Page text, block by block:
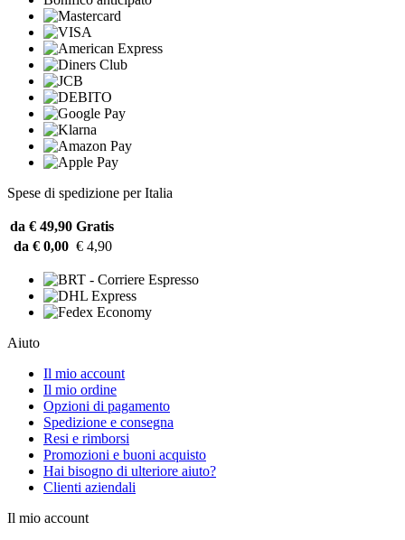
Spese di spedizione per Italia
da € 49,90 Gratis
da € 0,00 € 4,90
Aiuto
Il mio account
Il mio ordine
Opzioni di pagamento
Spedizione e consegna
Resi e rimborsi
Promozioni e buoni acquisto
Hai bisogno di ulteriore aiuto?
Clienti aziendali
Il mio account